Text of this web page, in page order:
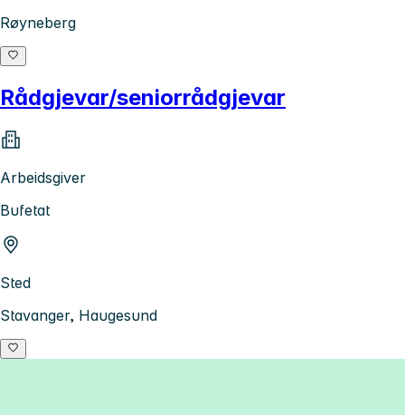
Røyneberg
Rådgjevar/seniorrådgjevar
Arbeidsgiver
Bufetat
Sted
Stavanger, Haugesund